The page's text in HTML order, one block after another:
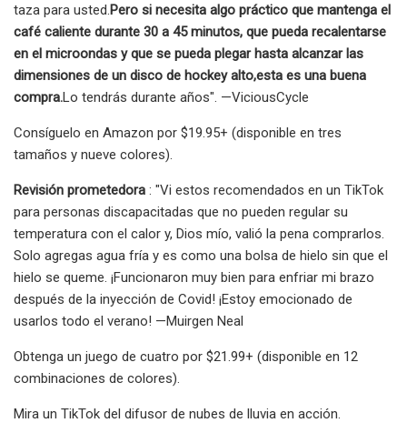
taza para usted.Pero si necesita algo práctico que mantenga el
café caliente durante 30 a 45 minutos, que pueda recalentarse
en el microondas y que se pueda plegar hasta alcanzar las
dimensiones de un disco de hockey alto,esta es una buena
compra.Lo tendrás durante años". —ViciousCycle
Consíguelo en Amazon por $19.95+ (disponible en tres
tamaños y nueve colores).
Revisión prometedora : "Vi estos recomendados en un TikTok
para personas discapacitadas que no pueden regular su
temperatura con el calor y, Dios mío, valió la pena comprarlos.
Solo agregas agua fría y es como una bolsa de hielo sin que el
hielo se queme. ¡Funcionaron muy bien para enfriar mi brazo
después de la inyección de Covid! ¡Estoy emocionado de
usarlos todo el verano! —Muirgen Neal
Obtenga un juego de cuatro por $21.99+ (disponible en 12
combinaciones de colores).
Mira un TikTok del difusor de nubes de lluvia en acción.